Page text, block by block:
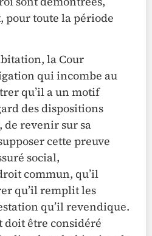
toute la période
la Cour
qui incombe au
qu’il a un motif
des dispositions
de revenir sur sa
cette preuve
social,
commun, qu’il
qu’il remplit les
qu’il revendique.
doit être considéré